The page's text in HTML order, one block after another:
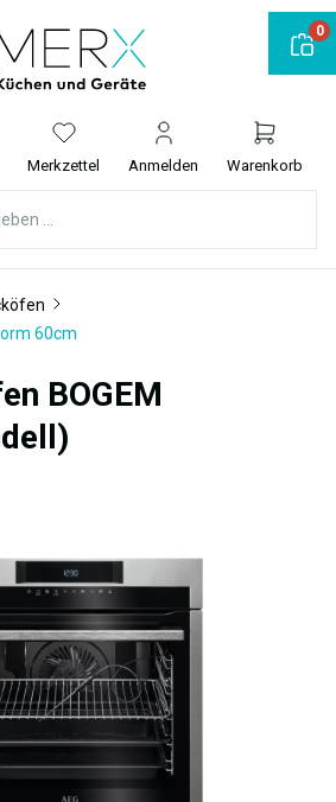
Merkzettel Anmelden Warenkorb
60cm
BOGEM
0